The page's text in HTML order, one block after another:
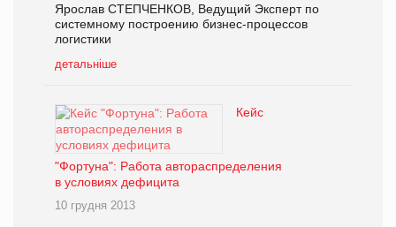
Ярослав СТЕПЧЕНКОВ, Ведущий Эксперт по
системному построению бизнес-процессов
логистики
детальніше
Кейс
"Фортуна": Работа автораспределения
в условиях дефицита
10 грудня 2013